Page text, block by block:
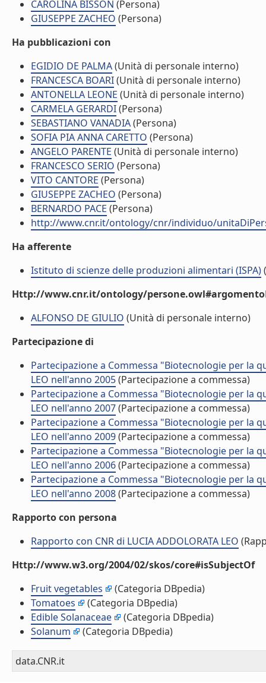
CAROLINA BISSON (Persona)
GIUSEPPE ZACHEO (Persona)
Ha pubblicazioni con
EGIDIO DE PALMA(Unità di personale interno)
FRANCESCA BOARI(Unità di personale interno)
ANTONELLA LEONE (Unità di personale interno)
CARMELA GERARDI(Persona)
SEBASTIANO VANADIA(Persona)
SOFIA PIA ANNA CARETTO (Persona)
ANGELO PARENTE (Unità di personale interno)
FRANCESCO SERIO (Persona)
VITO CANTORE (Persona)
GIUSEPPE ZACHEO (Persona)
BERNARDO PACE (Persona)
http://www.cnr.it/ontology/cnr/individuo/
Ha afferente
Istituto di scienze delle produzioni alimentari (ISPA)
Http://www.cnr.it/ontology/
ALFONSO DE GIULIO (Unità di personale interno)
Partecipazione di
Partecipazione a Commessa "Biotecnologie per la
LEO nell'anno 2005(Partecipazione a commessa)
Partecipazione a Commessa "Biotecnologie per la
LEO nell'anno 2007(Partecipazione a commessa)
Partecipazione a Commessa "Biotecnologie per la
LEO nell'anno 2009(Partecipazione a commessa)
Partecipazione a Commessa "Biotecnologie per la
LEO nell'anno 2006(Partecipazione a commessa)
Partecipazione a Commessa "Biotecnologie per la
LEO nell'anno 2008(Partecipazione a commessa)
Rapporto con persona
Rapporto con CNR di LUCIA ADDOLORATA LEO
Http://www.w3.org/2004/02/skos/core#isSubjectOf
Fruit vegetables
(Categoria DBpedia)
Tomatoes
(Categoria DBpedia)
Edible Solanaceae
(Categoria DBpedia)
Solanum
(Categoria DBpedia)
data.CNR.it